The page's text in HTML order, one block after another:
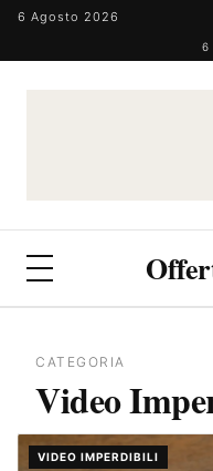
Salta al contenuto
6 Agosto 2026
6
CATEGORIA
Video
VIDEO IMPERDIBILI